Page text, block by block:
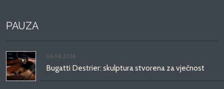
PAUZA
06.08.2026.
Bugatti Destrier: skulptura stvorena za vječnost